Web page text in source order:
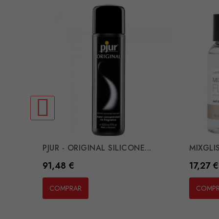
PJUR - ORIGINAL SILICONE...
Preço
91,48 €
COMPRAR
Preço
17,27 €